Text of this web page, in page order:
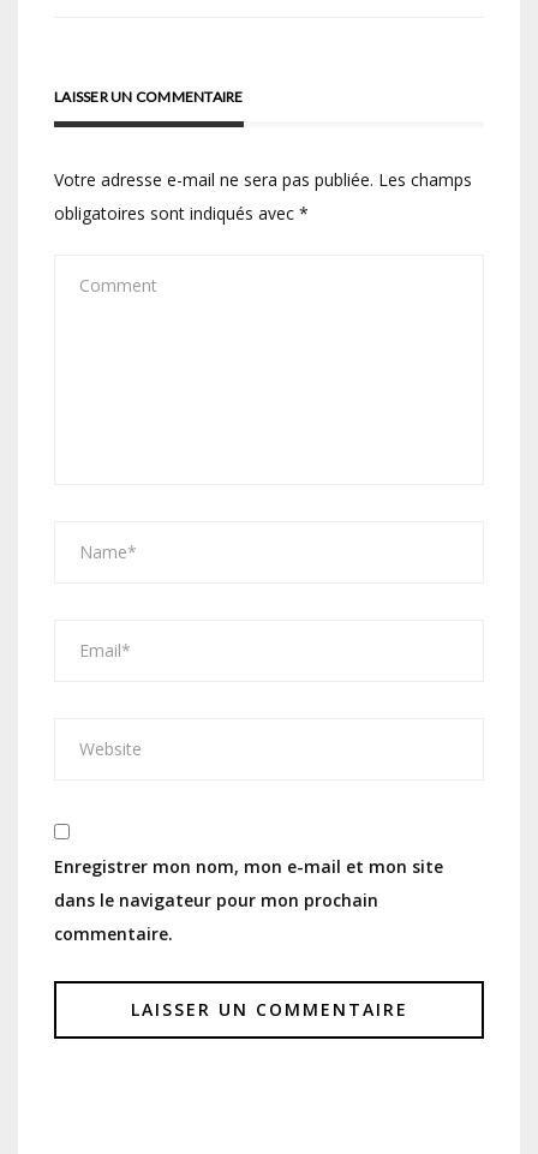
LAISSER UN COMMENTAIRE
Votre adresse e-mail ne sera pas publiée. Les champs
obligatoires sont indiqués avec *
Enregistrer mon nom, mon e-mail et mon site
dans le navigateur pour mon prochain
commentaire.